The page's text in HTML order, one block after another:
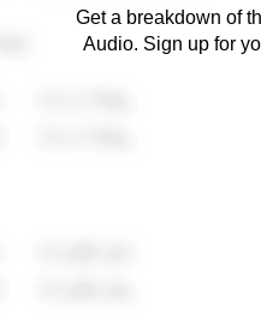
Get a breakdown of
Audio. Sign up for